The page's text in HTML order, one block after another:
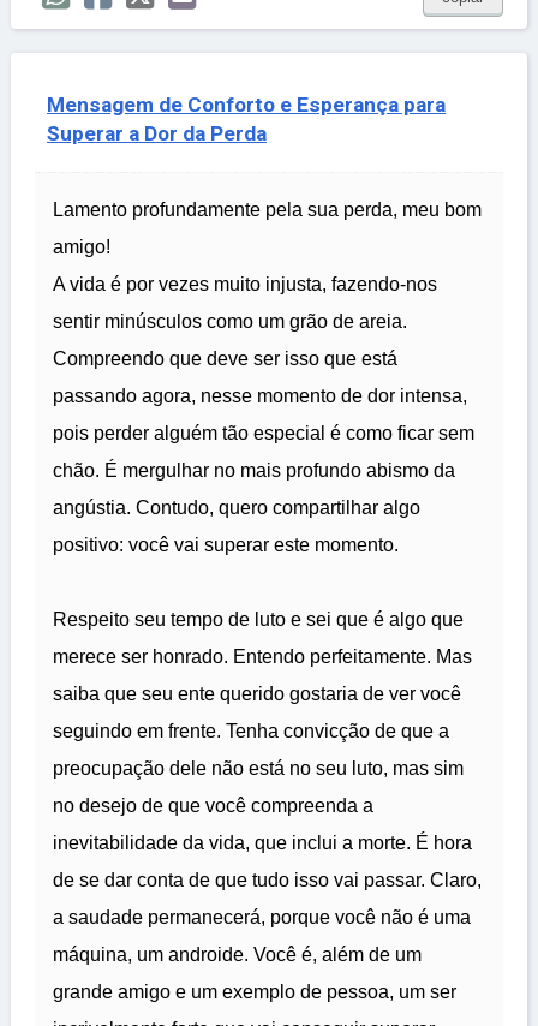
Mensagem de Conforto e Esperança para
Superar a Dor da Perda
Lamento profundamente pela sua perda, meu bom
amigo!
A vida é por vezes muito injusta, fazendo-nos
sentir minúsculos como um grão de areia.
Compreendo que deve ser isso que está
passando agora, nesse momento de dor intensa,
pois perder alguém tão especial é como ficar sem
chão. É mergulhar no mais profundo abismo da
angústia. Contudo, quero compartilhar algo
positivo: você vai superar este momento.
Respeito seu tempo de luto e sei que é algo que
merece ser honrado. Entendo perfeitamente. Mas
saiba que seu ente querido gostaria de ver você
seguindo em frente. Tenha convicção de que a
preocupação dele não está no seu luto, mas sim
no desejo de que você compreenda a
inevitabilidade da vida, que inclui a morte. É hora
de se dar conta de que tudo isso vai passar. Claro,
a saudade permanecerá, porque você não é uma
máquina, um androide. Você é, além de um
grande amigo e um exemplo de pessoa, um ser